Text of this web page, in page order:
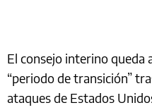
El consejo interino queda
“periodo de transición”
ataques de Estados